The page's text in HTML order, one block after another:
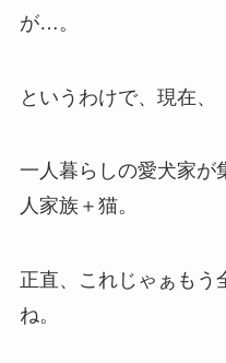
が…。
というわけで、現在、
一人暮らしの愛犬家が
人家族＋猫。
正直、これじゃぁもう
ね。